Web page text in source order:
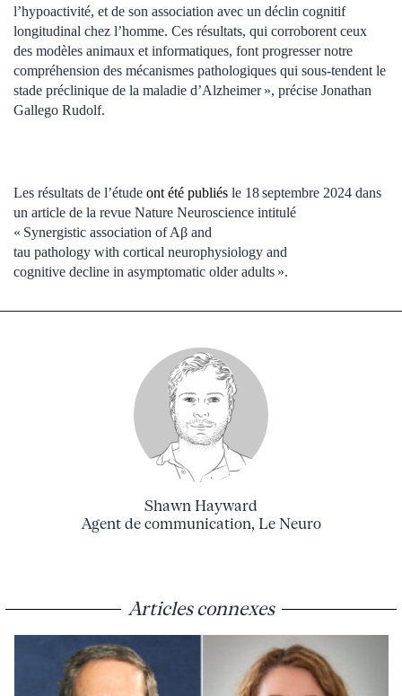
l’hypoactivité, et de son association avec un déclin cognitif
longitudinal chez l’homme. Ces résultats, qui corroborent ceux
des modèles animaux et informatiques, font progresser notre
compréhension des mécanismes pathologiques qui sous-tendent le
stade préclinique de la maladie d’Alzheimer », précise Jonathan
Gallego Rudolf.
Les résultats de l’étude ont été publiés le 18 septembre 2024 dans
un article de la revue Nature Neuroscience intitulé
« Synergistic association of Aβ and
tau pathology with cortical neurophysiology and
cognitive decline in asymptomatic older adults ».
Shawn Hayward
Agent de communication, Le Neuro
Articles connexes